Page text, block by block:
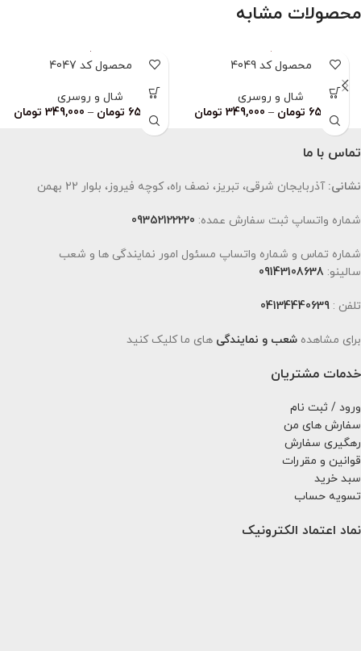
محصولات مشابه
محصول کد 4049
شال و روسری
659,000 تومان –
349,000 تومان
محصول کد 4047
شال و روسری
659,000 تومان –
349,000 تومان
تماس با ما
نشانی: آذربایجان شرقی، تبریز، نصف راه، کوچه فیروز، بلوار 22 بهمن
شماره واتساپ ثبت سفارش عمده: 09352122220
شماره تماس و شماره واتساپ مسئول امور نمایندگی ها و شعب
سالینو: 09143108638
تلفن : 04134440639
برای مشاهده شعب و نمایندگی های ما کلیک کنید
خدمات مشتریان
ورود / ثبت نام
سفارش های من
رهگیری سفارش
قوانین و مقررات
سبد خرید
تسویه حساب
نماد اعتماد الکترونیک